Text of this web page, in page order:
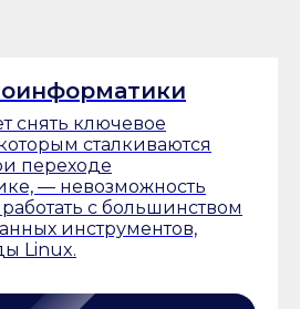
снять ключевое
сталкиваются
переходе
— невозможность
с большинством
инструментов,
Linux.